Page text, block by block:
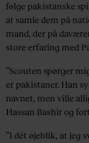
følge pakistanske
at samle dem på
mand, der på
store erfaring med
”Scouten spørger
er pakistaner. Han
navnet, men ville
Hassan Bashir og
”I dét øjeblik, at jeg